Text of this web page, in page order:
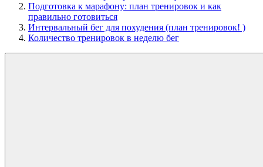
Подготовка к марафону: план тренировок и как
правильно готовиться
Интервальный бег для похудения (план тренировок! )
Количество тренировок в неделю бег